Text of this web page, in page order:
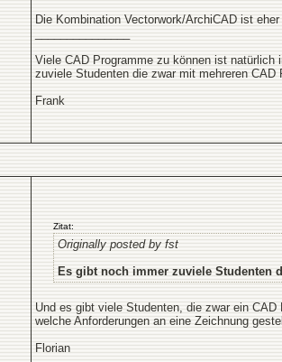
Die Kombination Vectorwork/ArchiCAD ist
Viele CAD Programme zu können ist
zuviele Studenten die zwar mit mehreren
Frank
Zitat:
Originally posted by fst
Es gibt noch immer zuviele Studenten
Und es gibt viele Studenten, die zwar ein
welche Anforderungen an eine Zeichnung
Florian